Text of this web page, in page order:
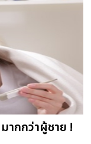
ากกว่าผู้ชาย !